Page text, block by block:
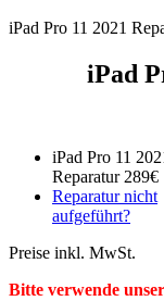
iPad Pro 11 2021
iPad
iPad Pro 11
Reparatur 289€
Reparatur nicht
aufgeführt?
Preise inkl. MwSt.
Bitte verwende